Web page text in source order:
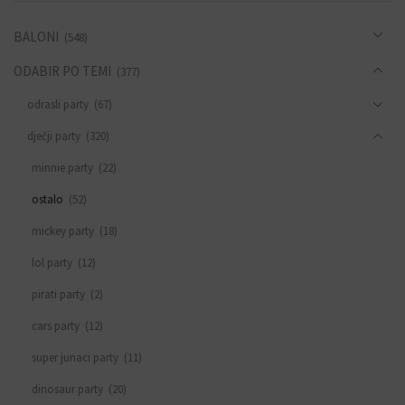
BALONI (548)
ODABIR PO TEMI (377)
odrasli party (67)
dječji party (320)
minnie party (22)
ostalo (52)
mickey party (18)
lol party (12)
pirati party (2)
cars party (12)
super junaci party (11)
dinosaur party (20)